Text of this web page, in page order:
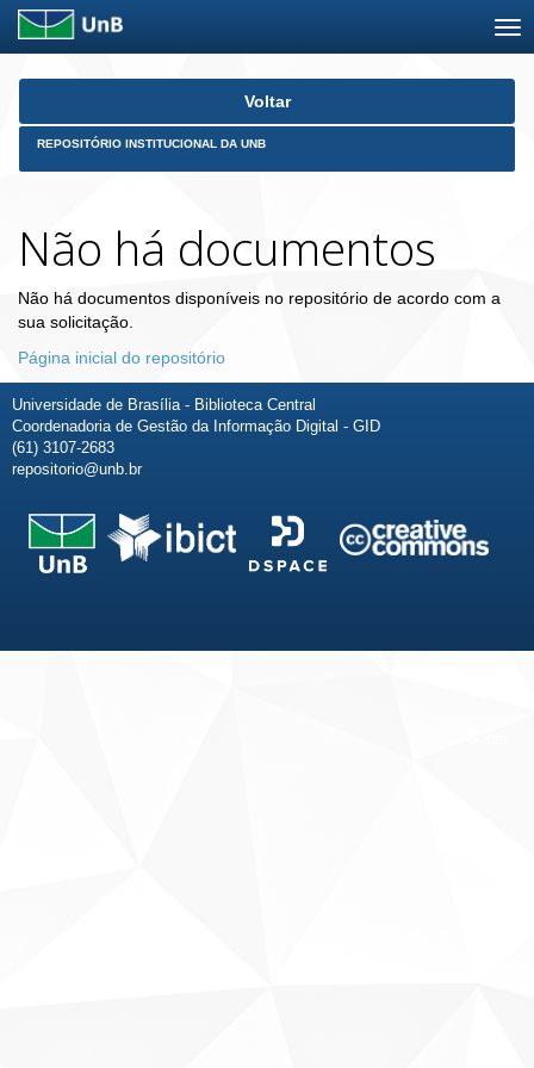
Skip
Voltar
REPOSITÓRIO INSTITUCIONAL DA UNB
Não há documentos
Não há documentos disponíveis no repositório de acordo com a
sua solicitação.
Página inicial do repositório
Universidade de Brasília - Biblioteca Central
Coordenadoria de Gestão da Informação Digital - GID
(61) 3107-2683
repositorio@unb.br